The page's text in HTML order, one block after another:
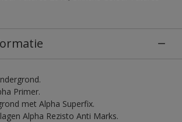
Primer.
met Alpha Superfix.
Alpha Rezisto Anti Marks.